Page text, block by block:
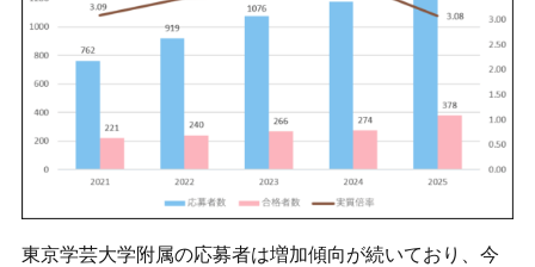
東京学芸大学附属の応募者は増加傾向が続いており、今